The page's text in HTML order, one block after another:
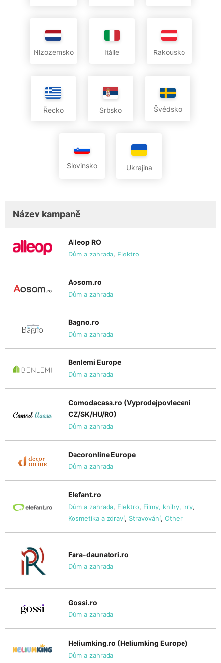
Nizozemsko Itálie Rakousko
Řecko Srbsko Švédsko
Slovinsko Ukrajina
Název kampaně
Alleop RO
Dům a zahrada, Elektro
Aosom.ro
Dům a zahrada
Bagno.ro
Dům a zahrada
Benlemi Europe
Dům a zahrada
Comodacasa.ro (Vyprodejpovleceni
CZ/SK/HU/RO)
Dům a zahrada
Decoronline Europe
Dům a zahrada
Elefant.ro
Dům a zahrada, Elektro, Filmy, knihy, hry,
Kosmetika a zdraví, Stravování, Other
Fara-daunatori.ro
Dům a zahrada
Gossi.ro
Dům a zahrada
Heliumking.ro (Heliumking Europe)
Dům a zahrada